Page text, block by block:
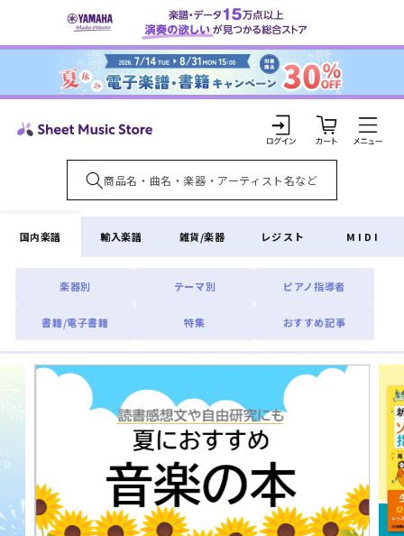
ンツに
ロ
グ
イ
ン
カ
ー
ト
国内楽譜
楽器別 テーマ別 ピアノ指導者
書籍/電子書籍 特集 おすすめ記事
輸入楽譜 雑貨/楽器 レジスト MIDI